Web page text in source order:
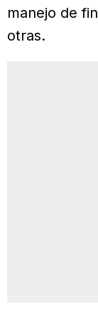
manejo de
otras.